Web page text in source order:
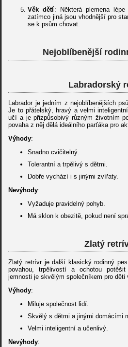
Věk dětí: Některá plemena
zatímco jiná jsou vhodnější pro
se k psům chovat.
Nejoblíbenější
Labradorský
Labrador je jedním z nejoblíbenějších
Je to přátelský, hravý a velmi
učí a je přizpůsobivý různým životním
povaha z něj dělá ideálního parťáka pro
Výhody:
Snadno cvičitelný.
Tolerantní a trpělivý s dětmi.
Dobře vychází i s jinými zvířaty.
Nevýhody:
Vyžaduje pravidelný pohyb.
Má sklon k obezitě, pokud není
Zlatý
Zlatý retrívr je další klasický rodinný
povahou, trpělivostí a ochotou
jemnosti je skvělým společníkem pro
Výhody:
Miluje společnost lidí.
Skvělý s dětmi a jinými domácími
Velmi inteligentní a učenlivý.
Nevýhody: